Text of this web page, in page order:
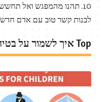
10. תהנו מהמפגש ואל
לבנות קשר טוב עם אדם
Top איך לשמור על בטיחות במפגש הראשון